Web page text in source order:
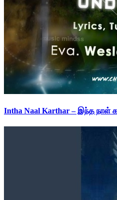
Intha Naal Karthar – இந்த நாள்